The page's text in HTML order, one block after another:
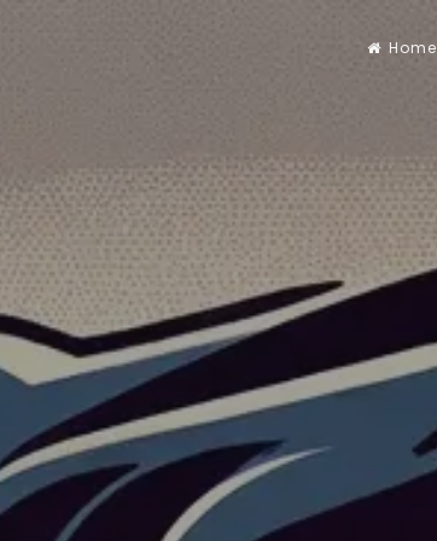
Home